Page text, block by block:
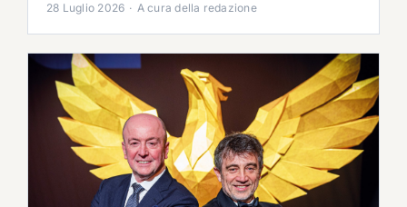
28 Luglio 2026 · A cura della redazione